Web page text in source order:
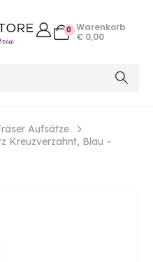
0 Warenkorb
€ 0,00
Aufsätze
Kreuzverzahnt, Blau –